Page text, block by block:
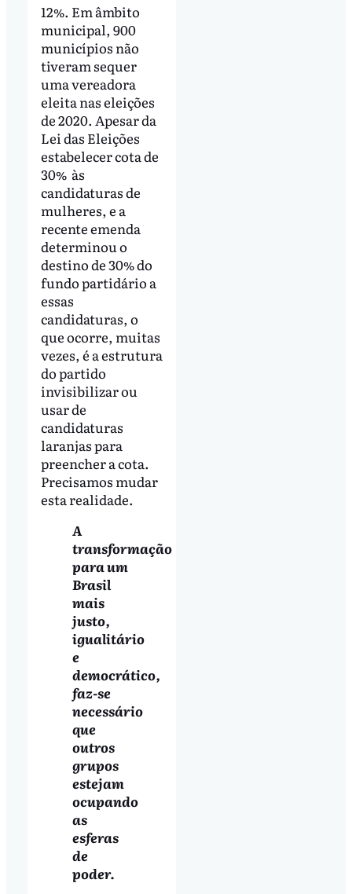
12%. Em âmbito
municipal, 900
municípios não
tiveram sequer
uma vereadora
eleita nas eleições
de 2020. Apesar da
Lei das Eleições
estabelecer cota de
30% às
candidaturas de
mulheres, e a
recente emenda
determinou o
destino de 30% do
fundo partidário a
essas
candidaturas, o
que ocorre, muitas
vezes, é a estrutura
do partido
invisibilizar ou
usar de
candidaturas
laranjas para
preencher a cota.
Precisamos mudar
esta realidade.
A
transformação
para um
Brasil
mais
justo,
igualitário
e
democrático,
faz-se
necessário
que
outros
grupos
estejam
ocupando
as
esferas
de
poder.